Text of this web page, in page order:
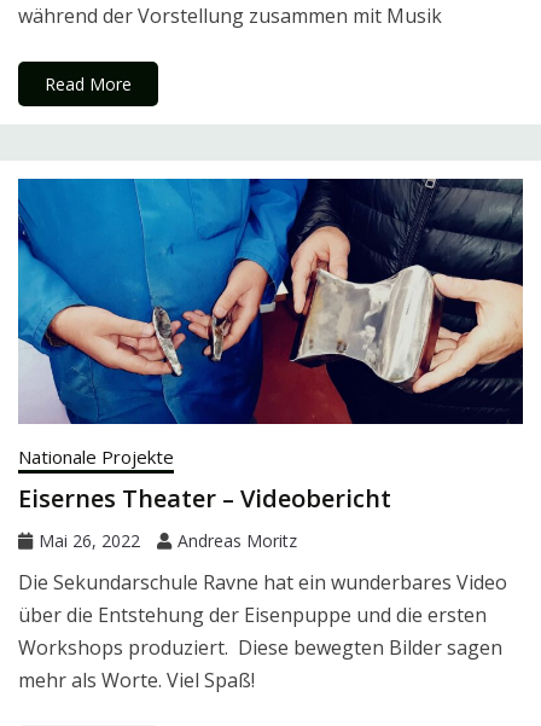
während der Vorstellung zusammen mit Musik
Read More
Nationale Projekte
Eisernes Theater – Videobericht
Mai 26, 2022 Andreas Moritz
Die Sekundarschule Ravne hat ein wunderbares Video
über die Entstehung der Eisenpuppe und die ersten
Workshops produziert. Diese bewegten Bilder sagen
mehr als Worte. Viel Spaß!